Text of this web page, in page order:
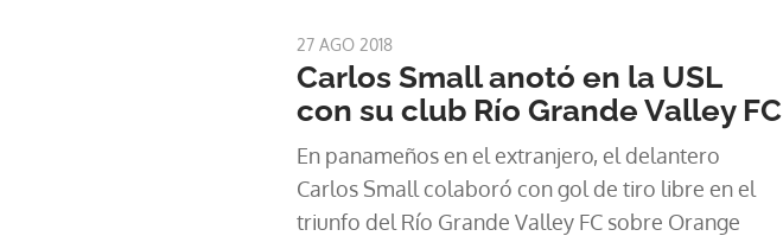
27 AGO 2018
Carlos Small anotó en la USL
con su club Río Grande Valley FC
En panameños en el extranjero, el delantero
Carlos Small colaboró con gol de tiro libre en el
triunfo del Río Grande Valley FC sobre Orange